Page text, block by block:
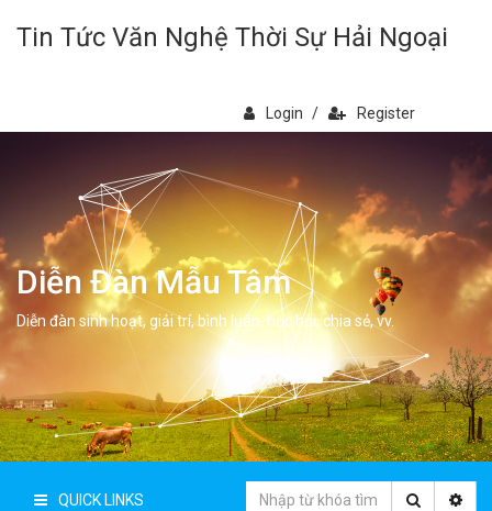
Tin Tức Văn Nghệ Thời Sự Hải Ngoại
Login / Register
Diễn Đàn Mẫu Tâm
Diễn đàn sinh hoạt, giải trí, bình luân, học hỏi, chia sẻ, vv.
QUICK LINKS